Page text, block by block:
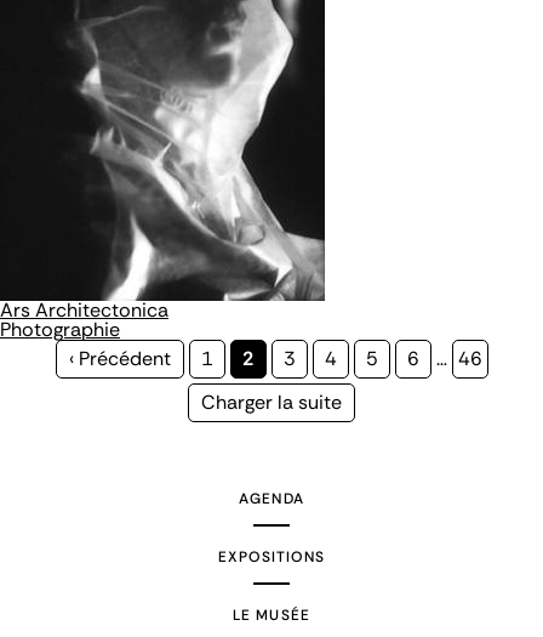
Ars Architectonica
Photographie
Page
‹ Précédent Page
1
Page
courante
2 Page
3 Page
4 Page
5 Page
6 … Page
46
Page
Charger la suite
AGENDA
EXPOSITIONS
LE MUSÉE